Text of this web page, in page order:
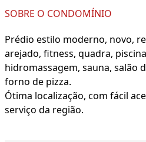
SOBRE O CONDOMÍNIO
Prédio estilo moderno, novo,
arejado, fitness, quadra,
hidromassagem, sauna, salão
forno de pizza.
Ótima localização, com fácil
serviço da região.